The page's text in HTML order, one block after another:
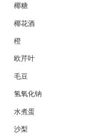
椰糖
椰花酒
橙
欧芹叶
毛豆
氢氧化钠
水煮蛋
沙梨